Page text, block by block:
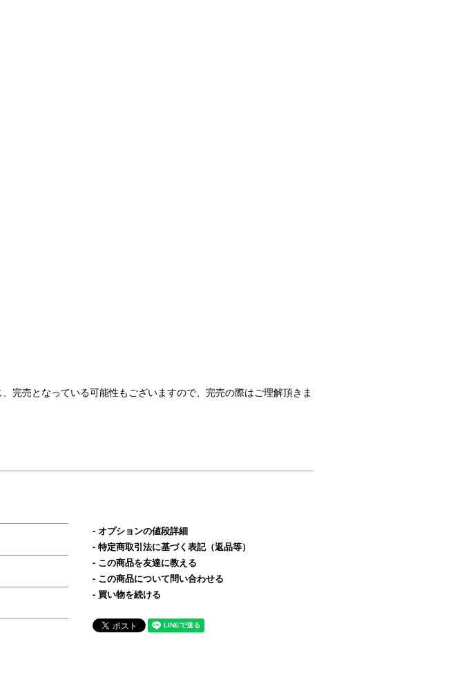
完売となっている可能性もございますので、完売の際はご理解頂きま
オプションの値段詳細
特定商取引法に基づく表記（返品等）
この商品を友達に教える
この商品について問い合わせる
買い物を続ける